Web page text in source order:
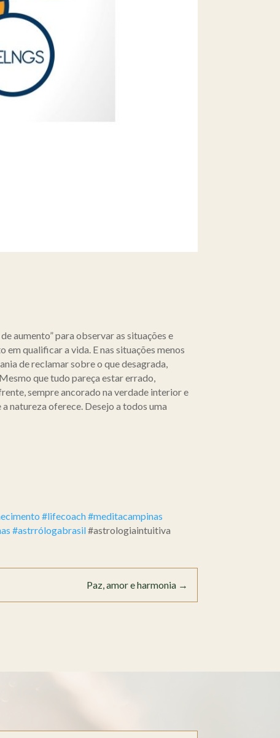
aumento” para observar as situações e
qualificar a vida. E nas situações menos
de reclamar sobre o que desagrada,
que tudo pareça estar errado,
sempre ancorado na verdade interior e
natureza oferece. Desejo a todos uma
#lifecoach#meditacampinas
#astrrólogabrasil#astrologiaintuitiva
Paz, amor e harmonia→